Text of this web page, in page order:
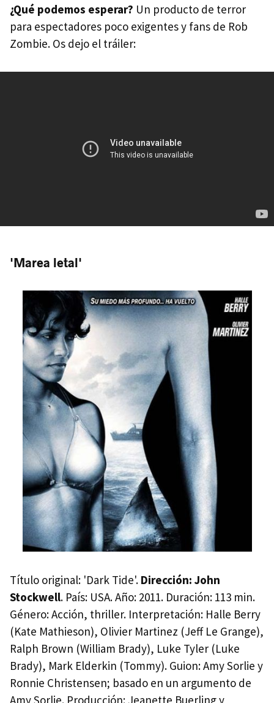
¿Qué podemos esperar? Un producto de terror
para espectadores poco exigentes y fans de Rob
Zombie. Os dejo el tráiler:
'Marea letal'
Título original: 'Dark Tide'. Dirección: John
Stockwell. País: USA. Año: 2011. Duración: 113 min.
Género: Acción, thriller. Interpretación: Halle Berry
(Kate Mathieson), Olivier Martinez (Jeff Le Grange),
Ralph Brown (William Brady), Luke Tyler (Luke
Brady), Mark Elderkin (Tommy). Guion: Amy Sorlie y
Ronnie Christensen; basado en un argumento de
Amy Sorlie. Producción: Jeanette Buerling y